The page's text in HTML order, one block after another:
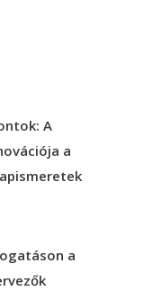
A
a
a